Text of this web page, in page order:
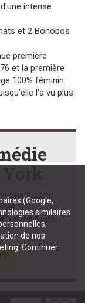
intense
et 2 Bonobos
première
et la première
100% féminin.
l'a vu plus
et ne
?
les meilleurs
(Google,
similaires
de nos
Continuer